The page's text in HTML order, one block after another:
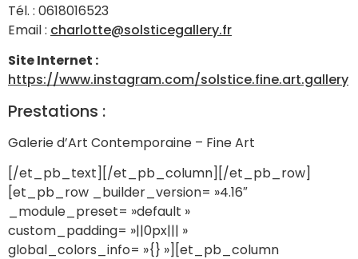
Tél. : 0618016523
Email : charlotte@solsticegallery.fr
Site Internet :
https://www.instagram.com/solstice.fine.art.gallery
Prestations :
Galerie d’Art Contemporaine – Fine Art
[/et_pb_text][/et_pb_column][/et_pb_row]
[et_pb_row _builder_version= »4.16″
_module_preset= »default »
custom_padding= »||0px||| »
global_colors_info= »{} »][et_pb_column